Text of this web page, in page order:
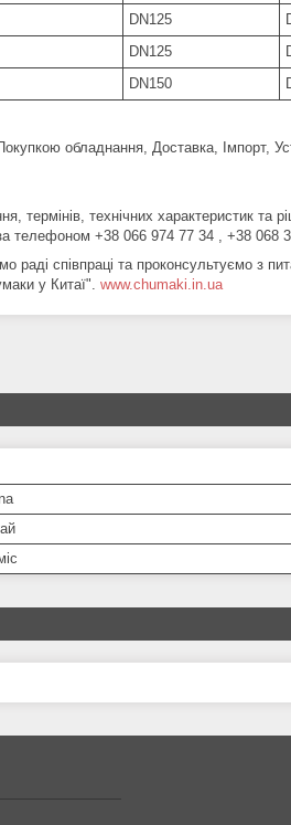
DN125
DN125
DN150
обладнання, Доставка, Імпорт,
термінів, технічних характеристик та
телефоном +38 066 974 77 34 , +38 068
співпраці та проконсультуємо з
у Китаї". www.chumaki.in.ua